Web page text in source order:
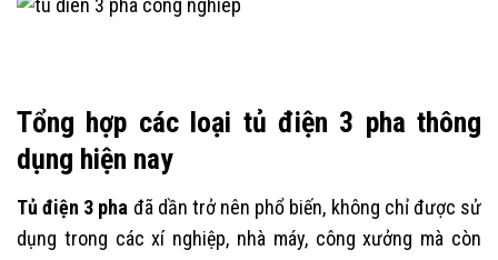
Tổng hợp các loại tủ điện 3 pha thông
dụng hiện nay
Tủ điện 3 pha đã dần trở nên phổ biến, không chỉ được sử
dụng trong các xí nghiệp, nhà máy, công xưởng mà còn